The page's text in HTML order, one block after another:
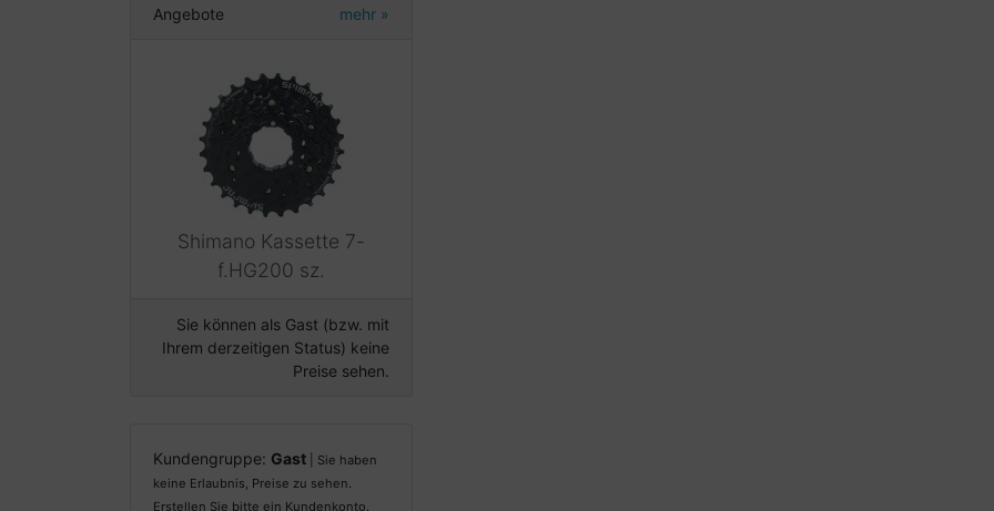
Angebote mehr »
Shimano Kassette 7-
f.HG200 sz.
Sie können als Gast (bzw. mit
Ihrem derzeitigen Status) keine
Preise sehen.
Kundengruppe: Gast | Sie haben
keine Erlaubnis, Preise zu sehen.
Erstellen Sie bitte ein Kundenkonto.